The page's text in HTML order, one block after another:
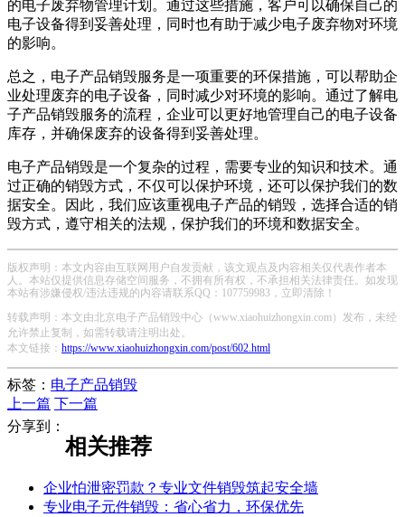
的电子废弃物管理计划。通过这些措施，客户可以确保自己的
电子设备得到妥善处理，同时也有助于减少电子废弃物对环境
的影响。
总之，电子产品销毁服务是一项重要的环保措施，可以帮助企
业处理废弃的电子设备，同时减少对环境的影响。通过了解电
子产品销毁服务的流程，企业可以更好地管理自己的电子设备
库存，并确保废弃的设备得到妥善处理。
电子产品销毁是一个复杂的过程，需要专业的知识和技术。通
过正确的销毁方式，不仅可以保护环境，还可以保护我们的数
据安全。因此，我们应该重视电子产品的销毁，选择合适的销
毁方式，遵守相关的法规，保护我们的环境和数据安全。
版权声明：本文内容由互联网用户自发贡献，该文观点及内容相关仅代表作者本
人。本站仅提供信息存储空间服务，不拥有所有权，不承担相关法律责任。如发现
本站有涉嫌侵权/违法违规的内容请联系QQ：107759983，立即清除！
转载声明：本文由北京电子产品销毁中心（www.xiaohuizhongxin.com）发布，未经
允许禁止复制，如需转载请注明出处。
本文链接： https://www.xiaohuizhongxin.com/post/602.html
标签： 电子产品销毁
上一篇 下一篇
分享到：
相关推荐
企业怕泄密罚款？专业文件销毁筑起安全墙
专业电子元件销毁：省心省力，环保优先